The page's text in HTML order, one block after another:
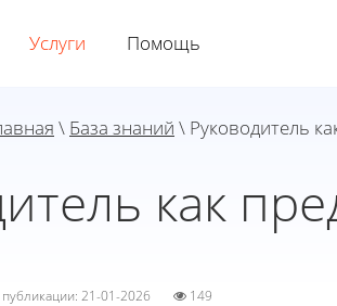
Услуги Помощь
\ База знаний \ Руководитель
как
публикации: 21-01-2026 149